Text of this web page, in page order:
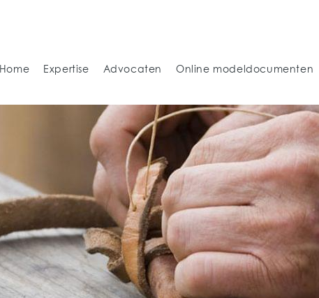
Home Expertise Advocaten Online modeldocumenten